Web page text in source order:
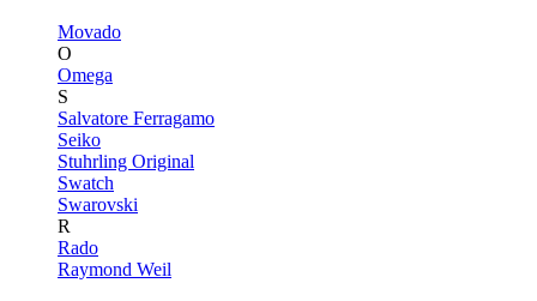
Movado
O
Omega
S
Salvatore Ferragamo
Seiko
Stuhrling Original
Swatch
Swarovski
R
Rado
Raymond Weil